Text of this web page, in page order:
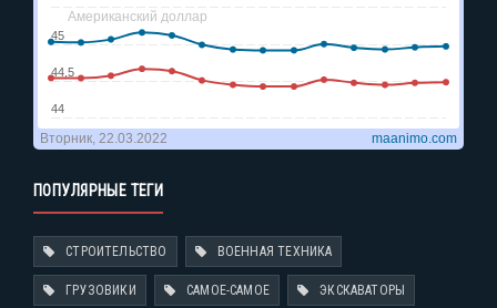
ПОПУЛЯРНЫЕ ТЕГИ
СТРОИТЕЛЬСТВО ВОЕННАЯ ТЕХНИКА
ГРУЗОВИКИ САМОЕ-САМОЕ ЭКСКАВАТОРЫ